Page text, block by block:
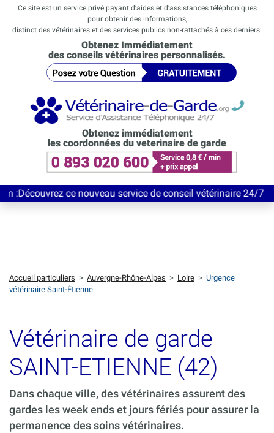
Ce site est un service privé payant d’aides et d’assistances téléphoniques
pour obtenir des informations,
distinct des vétérinaires et des services publics non-rattachés à ces derniers.
Obtenez Immédiatement
des conseils vétérinaires personnalisés.
Obtenez immédiatement
les coordonnées du veterinaire de garde
ce nouveau service de conseil vétérinaire 24/7
Accueil particuliers > Auvergne-Rhône-Alpes > Loire > Urgence
vétérinaire Saint-Étienne
Vétérinaire de garde
SAINT-ETIENNE (42)
Dans chaque ville, des vétérinaires assurent des
gardes les week ends et jours fériés pour assurer la
permanence des soins vétérinaires.